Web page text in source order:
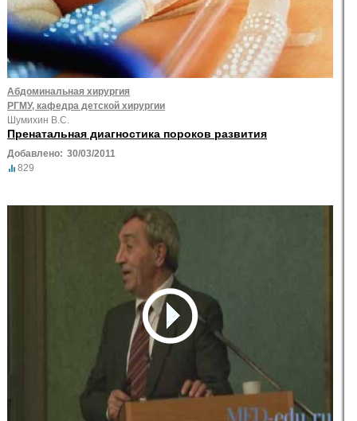
Абдоминальная хирургия
РГМУ, кафедра детской хирургии
Шумихин В.С.
Пренатальная диагностика пороков развития
Добавлено: 30/03/2011
829